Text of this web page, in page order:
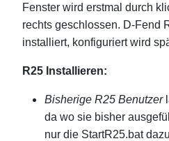
Fenster wird erstmal durch
rechts geschlossen. D-Fend
installiert, konfiguriert wird
R25 Installieren:
Bisherige R25 Benutzer
da wo sie bisher
nur die StartR25.bat